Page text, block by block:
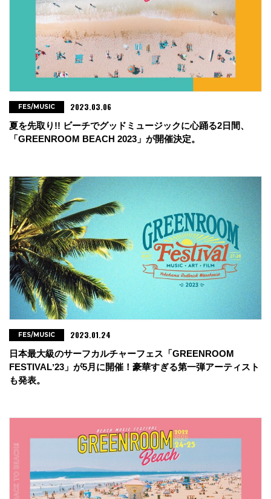
夏を先取り!! ビーチでグッドミュージックに心踊る2日間、
「GREENROOM BEACH 2023」が開催決定。
FES/MUSIC 2023.03.06
日本最大級のサーフカルチャーフェス「GREENROOM
FESTIVALʼ23」が5月に開催！豪華すぎる第一弾アーティスト
も発表。
FES/MUSIC 2023.01.24